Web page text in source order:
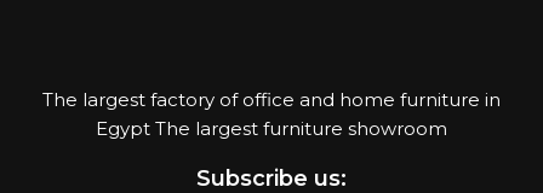
The largest factory of office and home furniture in
Egypt The largest furniture showroom
Subscribe us: